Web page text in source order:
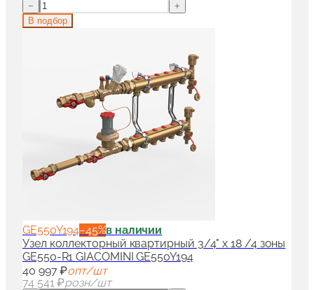
−
+
В подбор
GE550Y194−45%в наличии
Узел коллекторный квартирный 3/4" x 18 /4 зоны
GE550-R1 GIACOMINI GE550Y194
40 997 ₽опт/шт
74 541 ₽розн/шт